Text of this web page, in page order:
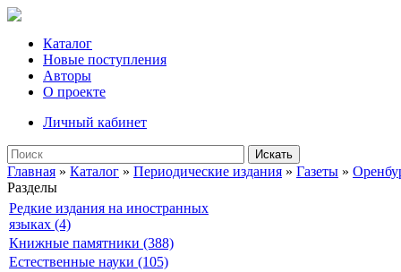
Каталог
Новые поступления
Авторы
О проекте
Личный кабинет
Искать
Главная » Каталог » Периодические издания » Газеты »
Разделы
Редкие издания на иностранных
языках (4)
Книжные памятники (388)
Естественные науки (105)